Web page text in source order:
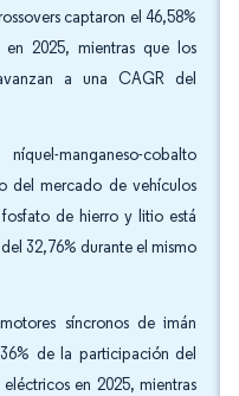
captaron el 46,58%
2025, mientras que los
a una CAGR del
manganeso-cobalto
del mercado de vehículos
de hierro y litio está
32,76% durante el mismo
síncronos de imán
de la participación del
en 2025, mientras